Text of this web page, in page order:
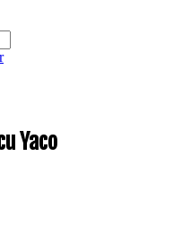
Yaco